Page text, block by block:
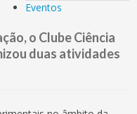
Eventos
o Clube Ciência
duas atividades